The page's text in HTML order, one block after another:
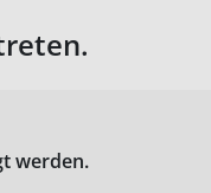
werden.